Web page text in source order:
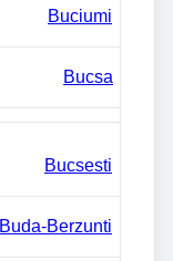
Buciumi
Bucsa
Bucsesti
Buda-Berzunti